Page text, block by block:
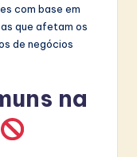
com base em
que afetam os
de negócios
na